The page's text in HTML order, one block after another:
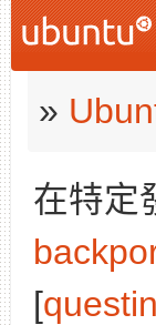
»
在特定
[